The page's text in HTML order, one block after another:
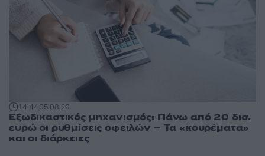
14:4405.08.26
Εξωδικαστικός μηχανισμός: Πάνω από 20 δισ.
ευρώ οι ρυθμίσεις οφειλών – Τα «κουρέματα»
και οι διάρκειες